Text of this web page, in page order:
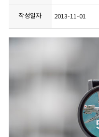
작성일자 2013-11-01